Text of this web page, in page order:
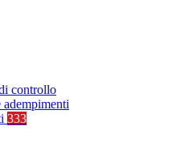
controllo
333